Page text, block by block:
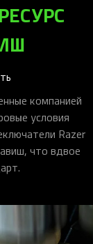
компанией
условия
Razer
что вдвое